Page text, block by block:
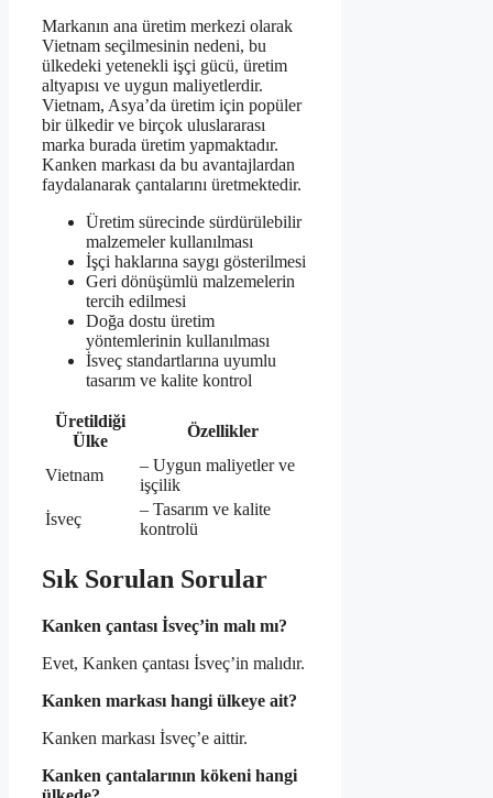
Markanın ana üretim merkezi olarak
Vietnam seçilmesinin nedeni, bu
ülkedeki yetenekli işçi gücü, üretim
altyapısı ve uygun maliyetlerdir.
Vietnam, Asya’da üretim için popüler
bir ülkedir ve birçok uluslararası
marka burada üretim yapmaktadır.
Kanken markası da bu avantajlardan
faydalanarak çantalarını üretmektedir.
Üretim sürecinde sürdürülebilir
malzemeler kullanılması
İşçi haklarına saygı gösterilmesi
Geri dönüşümlü malzemelerin
tercih edilmesi
Doğa dostu üretim
yöntemlerinin kullanılması
İsveç standartlarına uyumlu
tasarım ve kalite kontrol
Üretildiği
Ülke
Özellikler
Vietnam
– Uygun maliyetler ve
işçilik
İsveç
– Tasarım ve kalite
kontrolü
Sık Sorulan Sorular
Kanken çantası İsveç’in malı mı?
Evet, Kanken çantası İsveç’in malıdır.
Kanken markası hangi ülkeye ait?
Kanken markası İsveç’e aittir.
Kanken çantalarının kökeni hangi